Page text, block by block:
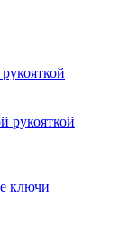
рукояткой
ключи